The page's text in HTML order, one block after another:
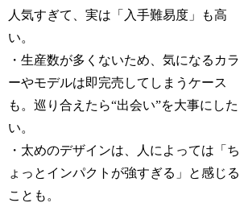
人気すぎて、実は「入手難易度」も高
い。
・生産数が多くないため、気になるカラ
ーやモデルは即完売してしまうケース
も。巡り合えたら“出会い”を大事にした
い。
・太めのデザインは、人によっては「ち
ょっとインパクトが強すぎる」と感じる
ことも。